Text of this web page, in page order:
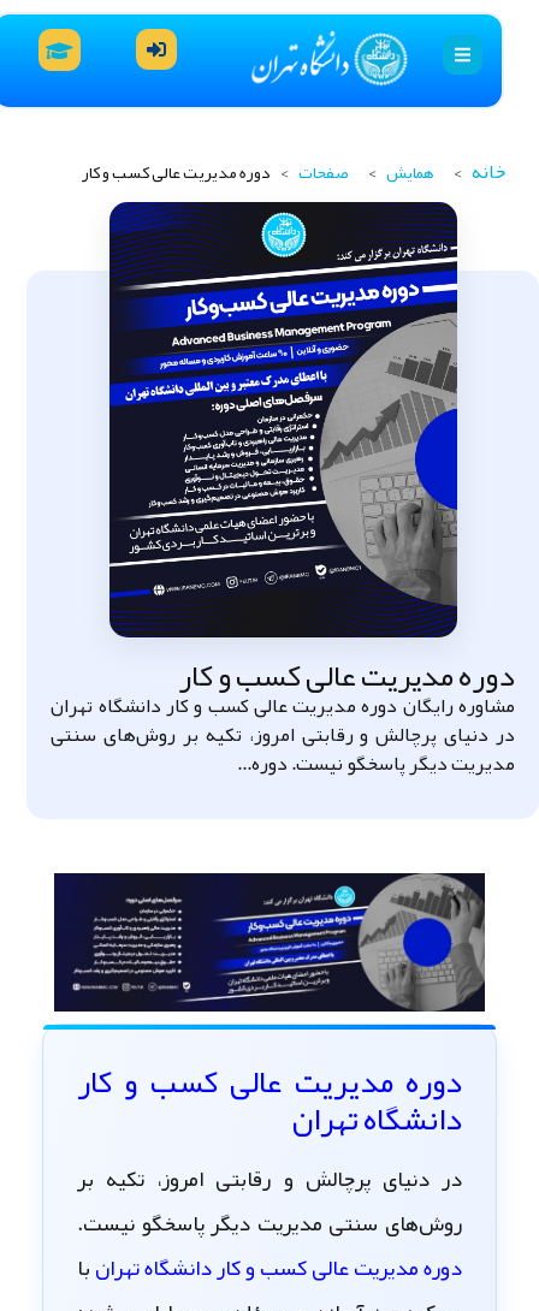
> همایش > صفحات > دوره مدیریت عالی کسب‌ و کار
مدیریت عالی کسب‌ و کار
رایگان دوره مدیریت عالی کسب‌ و کار دانشگاه تهران
دنیای پرچالش و رقابتی امروز، تکیه بر روش‌های سنتی
دیگر پاسخگو نیست. دوره...
دوره مدیریت عالی کسب‌ و کار
دانشگاه تهران
در دنیای پرچالش و رقابتی امروز، تکیه بر
روش‌های سنتی مدیریت دیگر پاسخگو نیست.
دوره مدیریت عالی کسب‌ و کار دانشگاه تهرانبا